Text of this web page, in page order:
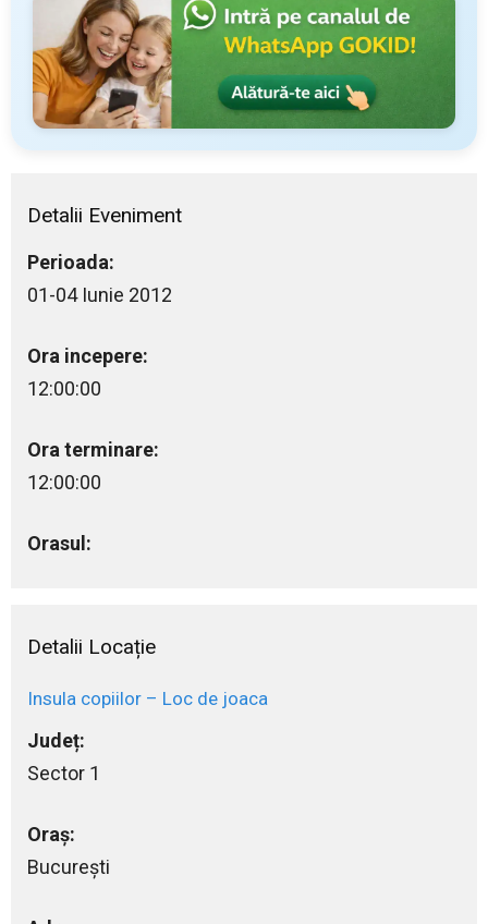
Detalii Eveniment
Perioada:
01-04 Iunie 2012
Ora incepere:
12:00:00
Ora terminare:
12:00:00
Orasul:
Detalii Locație
Insula copiilor – Loc de joaca
Județ:
Sector 1
Oraș:
Bucureşti